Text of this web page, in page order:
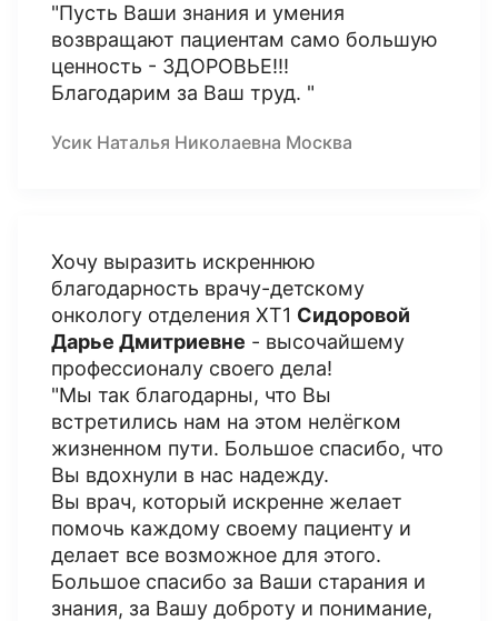
"Пусть Ваши знания и умения
возвращают пациентам само большую
ценность - ЗДОРОВЬЕ!!!
Благодарим за Ваш труд. "
Усик Наталья Николаевна Москва
Хочу выразить искреннюю
благодарность врачу-детскому
онкологу отделения ХТ1 Сидоровой
Дарье Дмитриевне - высочайшему
профессионалу своего дела!
"Мы так благодарны, что Вы
встретились нам на этом нелёгком
жизненном пути. Большое спасибо, что
Вы вдохнули в нас надежду.
Вы врач, который искренне желает
помочь каждому своему пациенту и
делает все возможное для этого.
Большое спасибо за Ваши старания и
знания, за Вашу доброту и понимание,